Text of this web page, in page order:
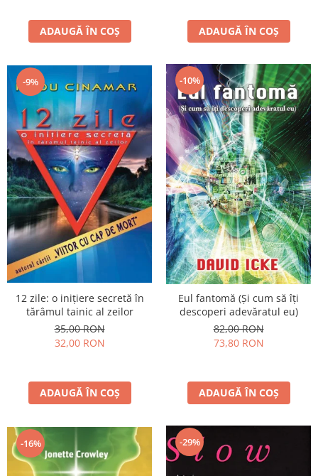
ADAUGĂ ÎN COȘ ADAUGĂ ÎN COȘ
-9%
12 zile: o inițiere secretă în
tărâmul tainic al zeilor
35,00 RON
32,00 RON
ADAUGĂ ÎN COȘ
-10%
Eul fantomă (Și cum să îți
descoperi adevăratul eu)
82,00 RON
73,80 RON
ADAUGĂ ÎN COȘ
-16% -29%